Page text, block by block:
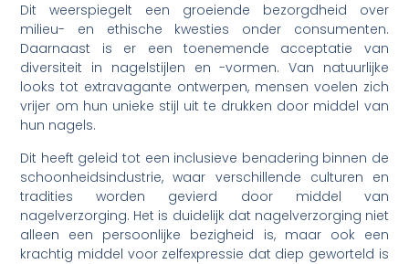
Dit weerspiegelt een groeiende bezorgdheid over
milieu- en ethische kwesties onder consumenten.
Daarnaast is er een toenemende acceptatie van
diversiteit in nagelstijlen en -vormen. Van natuurlijke
looks tot extravagante ontwerpen, mensen voelen zich
vrijer om hun unieke stijl uit te drukken door middel van
hun nagels.
Dit heeft geleid tot een inclusieve benadering binnen de
schoonheidsindustrie, waar verschillende culturen en
tradities worden gevierd door middel van
nagelverzorging. Het is duidelijk dat nagelverzorging niet
alleen een persoonlijke bezigheid is, maar ook een
krachtig middel voor zelfexpressie dat diep geworteld is